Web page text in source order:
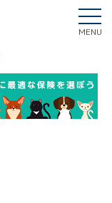
MENU